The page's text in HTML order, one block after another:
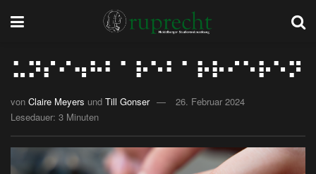
⠥⠝⠎⠊⠲⠓⠃⠁⠗⠑⠃⠁⠗⠗⠊⠑⠗⠑⠝
von Claire Meyers und Till Gonser
26. Februar 2024
Lesedauer: 3 Minuten